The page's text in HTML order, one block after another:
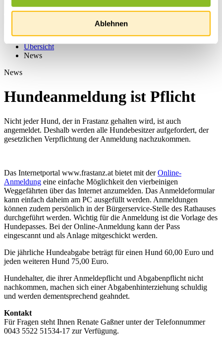
Ablehnen
Startseite
Übersicht
News
News
Hundeanmeldung ist Pflicht
Nicht jeder Hund, der in Frastanz gehalten wird, ist auch
angemeldet. Deshalb werden alle Hundebesitzer aufgefordert, der
gesetzlichen Verpflichtung der Anmeldung nachzukommen.
Das Internetportal www.frastanz.at bietet mit derOnline-
Anmeldung eine einfache Möglichkeit den vierbeinigen
Weggefährten über das Internet anzumelden. Das Anmeldeformular
kann einfach daheim am PC ausgefüllt werden. Anmeldungen
können zudem persönlich in der Bürgerservice-Stelle des Rathauses
durchgeführt werden. Wichtig für die Anmeldung ist die Vorlage des
Hundepasses. Bei der Online-Anmeldung kann der Pass
eingescannt und als Anlage mitgeschickt werden.
Die jährliche Hundeabgabe beträgt für einen Hund 60,00 Euro und
jeden weiteren Hund 75,00 Euro.
Hundehalter, die ihrer Anmeldepflicht und Abgabenpflicht nicht
nachkommen, machen sich einer Abgabenhinterziehung schuldig
und werden dementsprechend geahndet.
Kontakt
Für Fragen steht Ihnen Renate Gaßner unter der Telefonnummer
0043 5522 51534-17 zur Verfügung.